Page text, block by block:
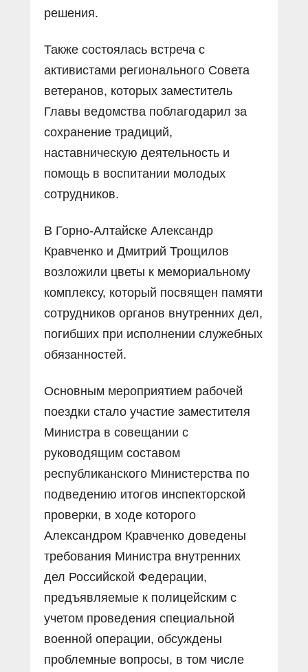
решения.
Также состоялась встреча с
активистами регионального Совета
ветеранов, которых заместитель
Главы ведомства поблагодарил за
сохранение традиций,
наставническую деятельность и
помощь в воспитании молодых
сотрудников.
В Горно-Алтайске Александр
Кравченко и Дмитрий Трощилов
возложили цветы к мемориальному
комплексу, который посвящен памяти
сотрудников органов внутренних дел,
погибших при исполнении служебных
обязанностей.
Основным мероприятием рабочей
поездки стало участие заместителя
Министра в совещании с
руководящим составом
республиканского Министерства по
подведению итогов инспекторской
проверки, в ходе которого
Александром Кравченко доведены
требования Министра внутренних
дел Российской Федерации,
предъявляемые к полицейским с
учетом проведения специальной
военной операции, обсуждены
проблемные вопросы, в том числе